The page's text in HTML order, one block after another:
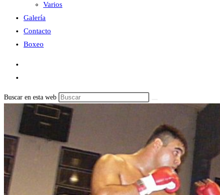
Varios
Galería
Contacto
Boxeo
Buscar en esta web